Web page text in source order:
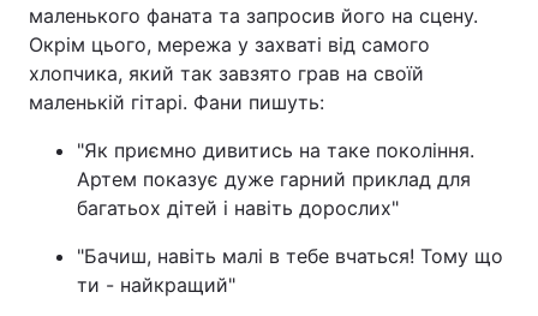
маленького фаната та запросив його на сцену.
Окрім цього, мережа у захваті від самого
хлопчика, який так завзято грав на своїй
маленькій гітарі. Фани пишуть:
"Як приємно дивитись на таке покоління.
Артем показує дуже гарний приклад для
багатьох дітей і навіть дорослих"
"Бачиш, навіть малі в тебе вчаться! Тому що
ти - найкращий"